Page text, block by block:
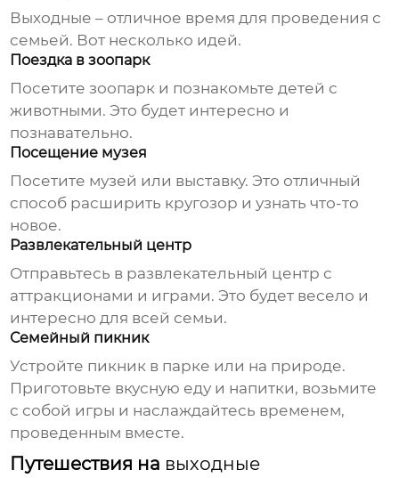
Выходные – отличное время для проведения с
семьей. Вот несколько идей.
Поездка в зоопарк
Посетите зоопарк и познакомьте детей с
животными. Это будет интересно и
познавательно.
Посещение музея
Посетите музей или выставку. Это отличный
способ расширить кругозор и узнать что-то
новое.
Развлекательный центр
Отправьтесь в развлекательный центр с
аттракционами и играми. Это будет весело и
интересно для всей семьи.
Семейный пикник
Устройте пикник в парке или на природе.
Приготовьте вкусную еду и напитки, возьмите
с собой игры и наслаждайтесь временем,
проведенным вместе.
Путешествия на выходные